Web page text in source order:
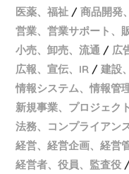
医薬、福祉
商品開発
営業、営業サポート、
小売、卸売、流通
広
広報、宣伝、IR
建設
情報システム、情報管
新規事業、プロジェク
法務、コンプライアン
経営、経営企画、経営
経営者、役員、監査役